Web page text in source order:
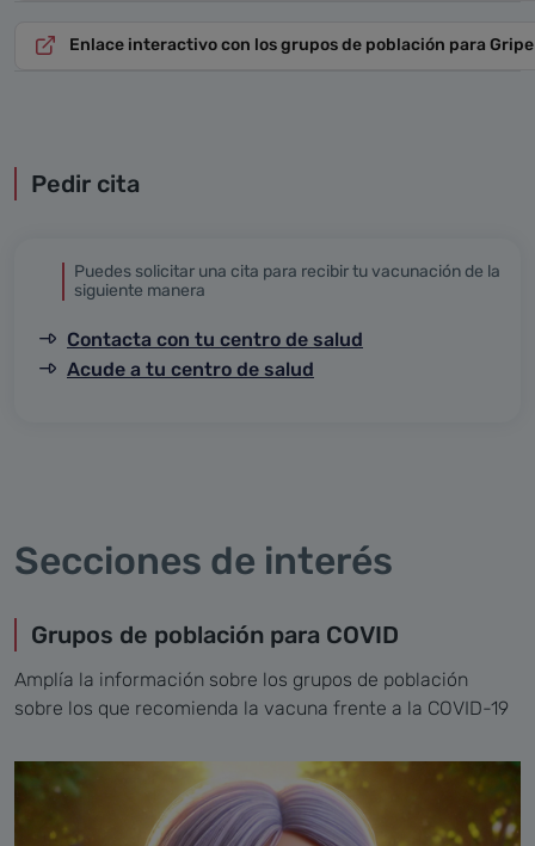
Enlace interactivo con los grupos de población para
Pedir cita
Puedes solicitar una cita para recibir tu vacunación de la
siguiente manera
Contacta con tu centro de salud
Acude a tu centro de salud
Secciones de interés
Grupos de población para COVID
Amplía la información sobre los grupos de población
sobre los que recomienda la vacuna frente a la COVID-19